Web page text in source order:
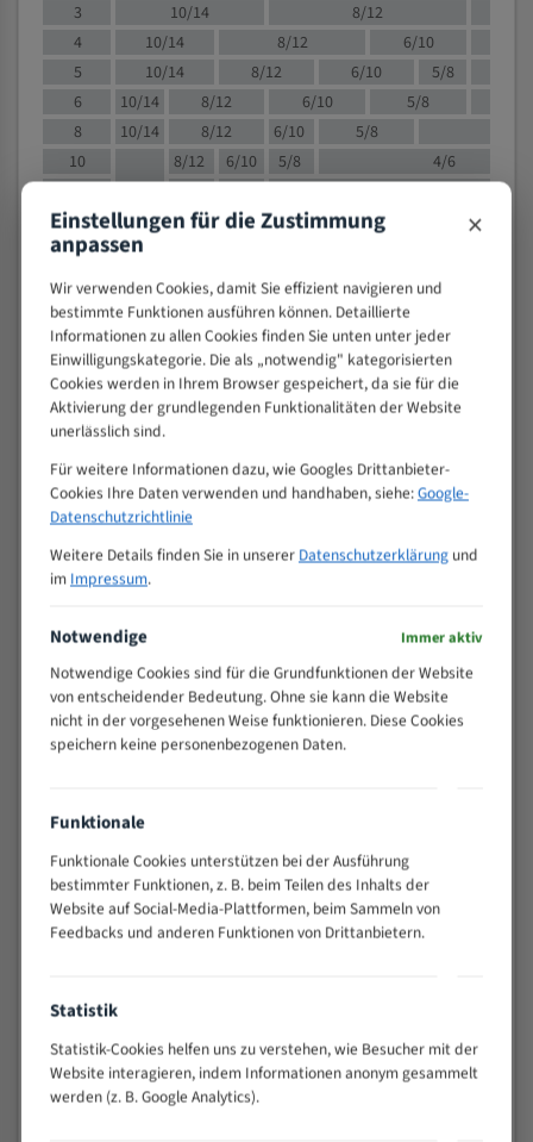
3
10/14 8/12
4
10/14 8/12 6/10
5
10/14 8/12 6/10
5/8
6
10/14 8/12 6/10
5/8
8
10/14 8/12 6/10 5/8
10
8/12 6/10 5/8
4/6
15
8/12 6/10
4/5
20
30
4/5
50
80
> 100
VOLLMATERIAL
M (mm)
Zoll (ZpZ))
>
25
10/14
15 - 40
8/12
25 - 50
80 - 180
3/4
130 -
350
2/3
200 -
> 500
0,75/1,25
Vorteile:
Widerstandsfähig gegen Zahnbruch auch bei
schwierigen Werkstücken (Materialmischung,
wechselnde Verbindungslängen)
Sehr geringe Vibration
Einstellungen für die Zustimmung
anpassen ×
Wir verwenden Cookies, damit Sie effizient navigieren und
bestimmte Funktionen ausführen können. Detaillierte
Informationen zu allen Cookies finden Sie unten unter jeder
Einwilligungskategorie. Die als „notwendig" kategorisierten
Cookies werden in Ihrem Browser gespeichert, da sie für die
Aktivierung der grundlegenden Funktionalitäten der Website
unerlässlich sind.
Für weitere Informationen dazu, wie Googles Drittanbieter-
Cookies Ihre Daten verwenden und handhaben, siehe:Google-
Datenschutzrichtlinie
Weitere Details finden Sie in unserer Datenschutzerklärungund
im Impressum.
Notwendige Immer aktiv
Notwendige Cookies sind für die Grundfunktionen der Website
von entscheidender Bedeutung. Ohne sie kann die Website
nicht in der vorgesehenen Weise funktionieren. Diese Cookies
speichern keine personenbezogenen Daten.
Funktionale
Funktionale Cookies unterstützen bei der Ausführung
bestimmter Funktionen, z. B. beim Teilen des Inhalts der
Website auf Social-Media-Plattformen, beim Sammeln von
Feedbacks und anderen Funktionen von Drittanbietern.
Statistik
Statistik-Cookies helfen uns zu verstehen, wie Besucher mit der
Website interagieren, indem Informationen anonym gesammelt
werden (z. B. Google Analytics).